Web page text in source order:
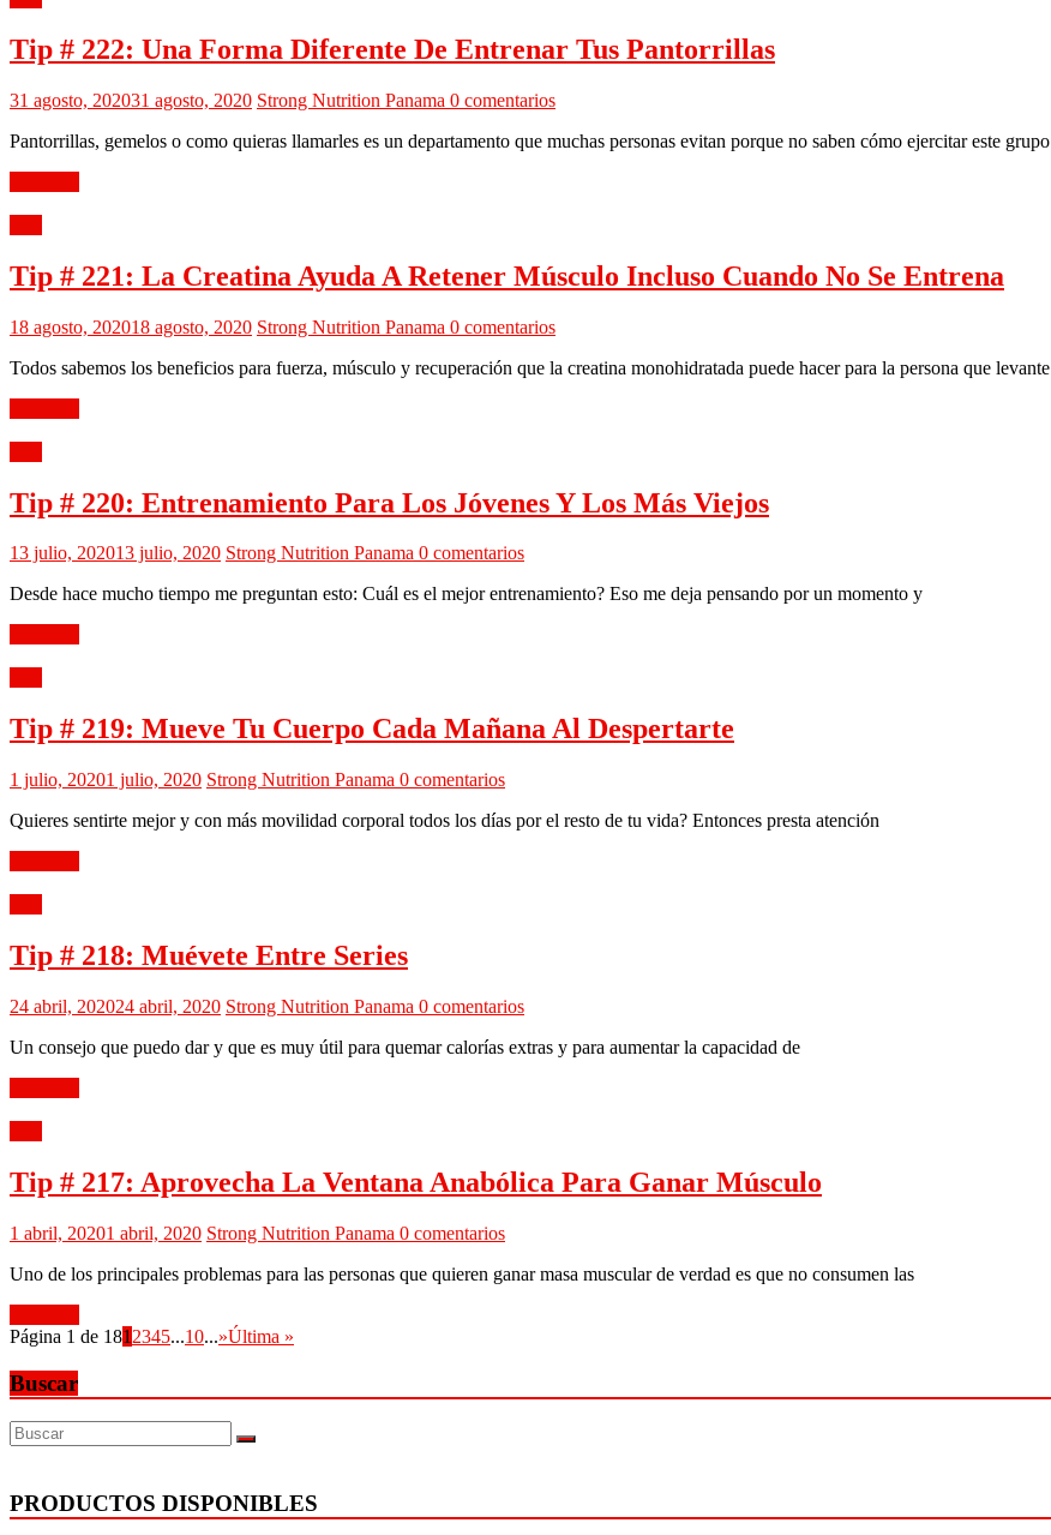
Tip # 222: Una Forma Diferente De Entrenar Tus Pantorrillas
31 agosto, 202031 agosto, 2020 Strong Nutrition Panama 0 comentarios
Pantorrillas, gemelos o como quieras llamarles es un departamento que muchas personas evitan porque no saben cómo ejercitar este grupo
Tip # 221: La Creatina Ayuda A Retener Músculo Incluso Cuando No Se Entrena
18 agosto, 202018 agosto, 2020 Strong Nutrition Panama 0 comentarios
Todos sabemos los beneficios para fuerza, músculo y recuperación que la creatina monohidratada puede hacer para la persona que levante
Tip # 220: Entrenamiento Para Los Jóvenes Y Los Más Viejos
13 julio, 202013 julio, 2020 Strong Nutrition Panama 0 comentarios
Desde hace mucho tiempo me preguntan esto: Cuál es el mejor entrenamiento? Eso me deja pensando por un momento y
Tip # 219: Mueve Tu Cuerpo Cada Mañana Al Despertarte
1 julio, 20201 julio, 2020 Strong Nutrition Panama 0 comentarios
Quieres sentirte mejor y con más movilidad corporal todos los días por el resto de tu vida? Entonces presta atención
Tip # 218: Muévete Entre Series
24 abril, 202024 abril, 2020 Strong Nutrition Panama 0 comentarios
Un consejo que puedo dar y que es muy útil para quemar calorías extras y para aumentar la capacidad de
Tip # 217: Aprovecha La Ventana Anabólica Para Ganar Músculo
1 abril, 20201 abril, 2020 Strong Nutrition Panama 0 comentarios
Uno de los principales problemas para las personas que quieren ganar masa muscular de verdad es que no consumen las
Página 1 de 181 2345...10...»Última »
Buscar
PRODUCTOS DISPONIBLES